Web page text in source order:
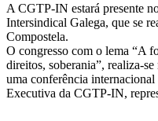
A CGTP-IN estará presente
Intersindical Galega, que se
Compostela.
O congresso com o lema “A
direitos, soberania”, realiza-
uma conferência
Executiva da CGTP-IN,